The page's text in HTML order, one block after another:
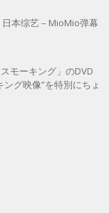
本综艺 – MioMio弹幕
モーキング」のDVD
グ映像”を特別にちょ